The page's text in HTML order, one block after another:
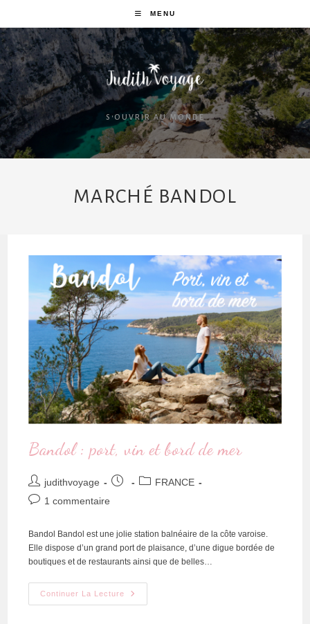
MENU
S'OUVRIR AU MONDE
MARCHÉ BANDOL
Bandol : port, vin et bord de mer
judithvoyage
FRANCE
1 commentaire
Bandol Bandol est une jolie station balnéaire de la côte varoise.
Elle dispose d’un grand port de plaisance, d’une digue bordée de
boutiques et de restaurants ainsi que de belles…
Continuer La Lecture